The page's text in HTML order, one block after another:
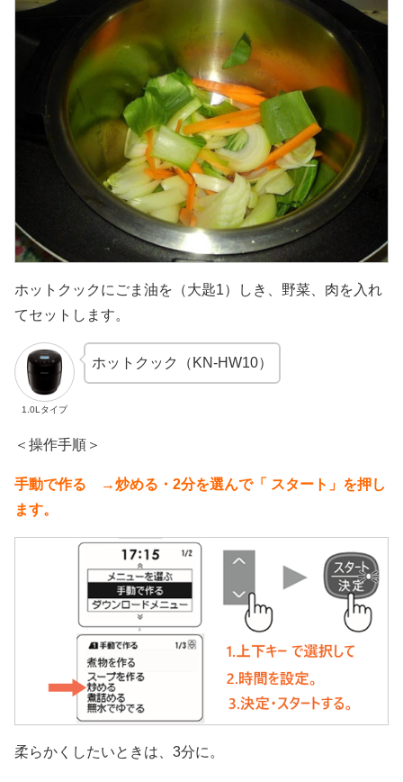
ホットクックにごま油を（大匙1）しき、野菜、肉を入れ
てセットします。
1.0Lタイプ
ホットクック（KN-HW10）
＜操作手順＞
手動で作る →炒める・2分を選んで「 スタート」を押し
ます。
柔らかくしたいときは、3分に。